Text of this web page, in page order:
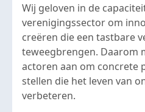
Wij geloven in de
verenigingssector om
creëren die een tastbare
teweegbrengen. Daarom
actoren aan om concrete
stellen die het leven van
verbeteren.